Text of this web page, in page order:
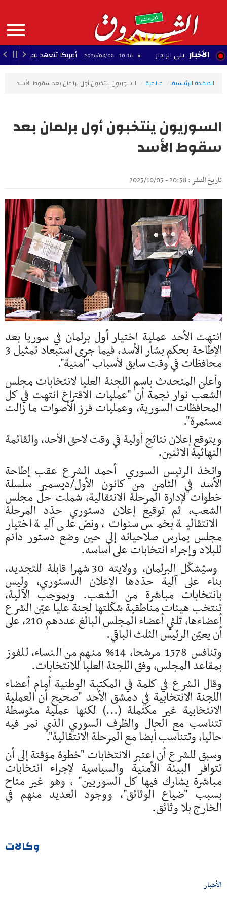
contenu
principal
MAIN
NAVIGATION الأخبار 10:16 - 2026/08/08 أمريكا تتعهد بمليار دولار
الصفحة الرئيسية عالمية السوريون ينتخبون أول برلمان بعد سقوط الأسد
السوريون ينتخبون أول برلمان بعد
سقوط الأسد
تاريخ النشر : 20:58 - 2025/10/05
انتهت الأحد عملية اختيار أول برلمان في سوريا بعد
الإطاحة بحكم بشار الأسد، فيما جرى استبعاد تمثيل 3
محافظات في وقت سابق لأسباب "أمنية".
وأعلن المتحدث باسم اللجنة العليا لانتخابات مجلس
الشعب نوار نجمة أن "عمليات الاقتراع انتهت في كل
المحافظات السورية، وعمليات فرز الأصوات ما زالت
مستمرة".
ويتوقع إعلان نتائج أولية في وقت لاحق الأحد، والقائمة
النهائية الاثنين.
واتخذ الرئيس السوري أحمد الشرع عقب إطاحة
الأسد في الثامن من كانون الأول/ديسمبر سلسلة
خطوات لإدارة المرحلة الانتقالية، شملت حلّ مجلس
الشعب، ثم توقيع إعلان دستوري حدّد المرحلة
الانتقالية بخمس سنوات، ونصّ على آلية اختيار
مجلس يمارس صلاحياته إلى حين وضع دستور دائم
للبلاد وإجراء انتخابات على أساسه.
وسيُشكّل البرلمان، وولايته 30 شهرا قابلة للتجديد،
بناء على آلية حدّدها الإعلان الدستوري، وليس
بانتخابات مباشرة من الشعب. وبموجب الآلية،
تنتخب هيئات مناطقية شكّلتها لجنة عليا عيّن الشرع
أعضاءها، ثلثي أعضاء المجلس البالغ عددهم 210، على
أن يعيّن الرئيس الثلث الباقي.
وتنافس 1578 مرشحا، 14% منهم من النساء، للفوز
بمقاعد المجلس، وفق اللجنة العليا للانتخابات.
وقال الشرع في كلمة في المكتبة الوطنية أمام أعضاء
اللجنة الانتخابية في دمشق الأحد "صحيح أن العملية
الانتخابية غير مكتملة (...) لكنها عملية متوسطة
تتناسب مع الحال والظرف السوري الذي نمر فيه
حاليا، وتتناسب أيضا مع المرحلة الانتقالية".
وسبق للشرع أن اعتبر الانتخابات "خطوة مؤقتة إلى أن
تتوافر البيئة الأمنية والسياسية لإجراء انتخابات
مباشرة يشارك فيها كل السوريين" ، وهو غير متاح
بسبب "ضياع الوثائق"، ووجود العديد منهم في
الخارج بلا وثائق.
وكالات
الأخبار